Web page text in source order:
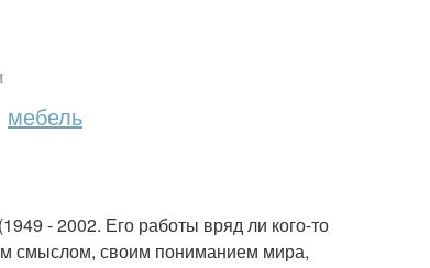
мебель
- 2002. Его работы вряд ли кого-то
смыслом, своим пониманием мира,